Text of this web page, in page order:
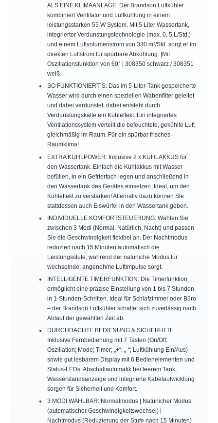
ALS EINE KLIMAANLAGE. Der Brandson Luftkühler
kombiniert Ventilator und Luftkühlung in einem
leistungsstarken 55 W System. Mit 5 Liter Wassertank,
integrierter Verdunstungstechnologie (max. 0, 5 L/Std.)
und einem Luftvolumenstrom von 330 m³/Std. sorgt er im
direkten Luftstrom für spürbare Abkühlung. |Mit
Oszillationsfunktion von 60° | 308350 schwarz / 308351
weiß
SO FUNKTIONIERT`S: Das im 5-Liter-Tank gespeicherte
Wasser wird durch einen speziellen Wabenfilter geleitet
und dabei verdunstet, dabei entsteht durch
Verdunstungskälte ein Kühleffekt. Ein integriertes
Ventilationssystem verteilt die befeuchtete, gekühlte Luft
gleichmäßig im Raum. Für ein spürbar frisches
Raumklima!
EXTRA KÜHLPOWER: Inklusive 2 x KÜHLAKKUS für
den Wassertank. Einfach die Kühlakkus mit Wasser
befüllen, in ein Gefrierfach legen und anschließend in
den Wassertank des Gerätes einsetzen. Ideal, um den
Kühleffekt zu verstärken! Alternativ dazu können Sie
stattdessen auch Eiswürfel in den Wassertank geben.
INDIVIDUELLE KOMFORTSTEUERUNG: Wählen Sie
zwischen 3 Modi (Normal, Natürlich, Nacht) und passen
Sie die Geschwindigkeit flexibel an. Der Nachtmodus
reduziert nach 15 Minuten automatisch die
Leistungsstufe, während der natürliche Modus für
wechselnde, angenehme Luftimpulse sorgt.
INTELLIGENTE TIMERFUNKTION: Die Timerfunktion
ermöglicht eine präzise Einstellung von 1 bis 7 Stunden
in 1-Stunden-Schritten. Ideal für Schlafzimmer oder Büro
– der Brandson Luftkühler schaltet sich zuverlässig nach
Ablauf der gewählten Zeit ab.
DURCHDACHTE BEDIENUNG & SICHERHEIT:
Inklusive Fernbedienung mit 7 Tasten (On/Off;
Oszillation; Mode; Timer; „+“; „-“; Luftkühlung Ein/Aus)
sowie gut lesbarem Display mit 6 Bedienelementen und
Status-LEDs. Abschaltautomatik bei leerem Tank,
Wasserstandsanzeige und integrierte Kabelaufwicklung
sorgen für Sicherheit und Komfort.
3 MODI WÄHLBAR: Normalmodus | Natürlicher Modus
(automatischer Geschwindigkeitswechsel) |
Nachtmodus (Reduzierung der Stufe nach 15 Minuten)